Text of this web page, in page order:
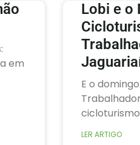
em
Lobi e o
E o
LER ARTIGO